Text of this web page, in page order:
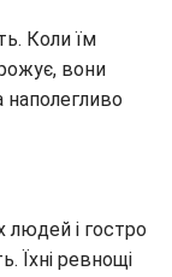
Коли їм
вони
і гостро
Їхні ревнощі